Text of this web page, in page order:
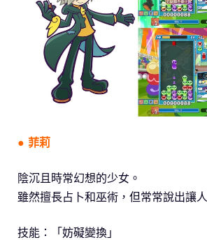
● 菲莉
陰沉且時常幻想的少女。
雖然擅長占卜和巫術，但常常說出讓
技能：「妨礙變換」